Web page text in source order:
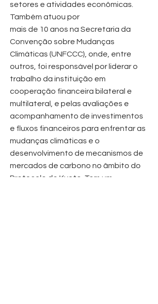
setores e atividades econômicas.
Também atuou por
mais de 10 anos na Secretaria da
Convenção sobre Mudanças
Climáticas (UNFCCC), onde, entre
outros, foi responsável por liderar o
trabalho da instituição em
cooperação financeira bilateral e
multilateral, e pelas avaliações e
acompanhamento de investimentos
e fluxos financeiros para enfrentar as
mudanças climáticas e o
desenvolvimento de mecanismos de
mercados de carbono no âmbito do
Protocolo de Kyoto. Tem um